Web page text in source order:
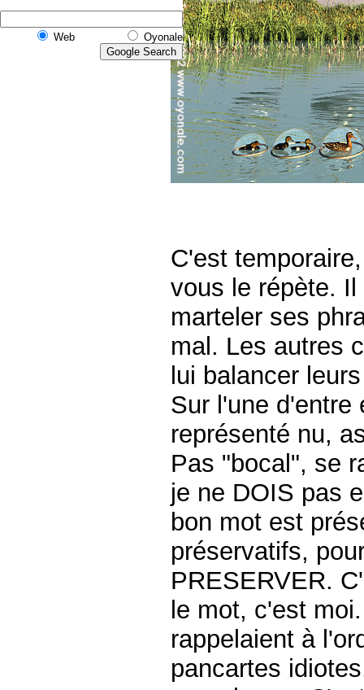
Web Oyonale
C'est temporaire,
vous le répète. Il
marteler ses
mal. Les autres
lui balancer
Sur l'une d'entre
représenté nu,
Pas "bocal", se
je ne DOIS pas
bon mot est
préservatifs,
PRESERVER.
le mot, c'est
rappelaient à
pancartes